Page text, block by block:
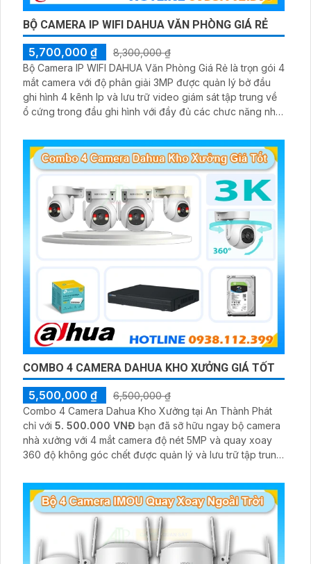
BỘ CAMERA IP WIFI DAHUA VĂN PHÒNG GIÁ RẺ
5,700,000 ₫
8,300,000 ₫
Bộ Camera IP WIFI DAHUA Văn Phòng Giá Rẻ là trọn gói 4
mắt camera với độ phân giải 3MP được quản lý bở đầu
ghi hình 4 kênh Ip và lưu trữ video giám sát tập trung về
ổ cứng trong đầu ghi hình với đầy đủ các chưc năng như
giám sát có màu vào ban đêm
COMBO 4 CAMERA DAHUA KHO XƯỞNG GIÁ TỐT
5,500,000 ₫
6,500,000 ₫
Combo 4 Camera Dahua Kho Xưởng tại An Thành Phát
chỉ với 5. 500.000 VNĐ bạn đã sỡ hữu ngay bộ camera
nhà xưởng với 4 mắt camera độ nét 5MP và quay xoay
360 độ không góc chết được quản lý và lưu trữ tập trung